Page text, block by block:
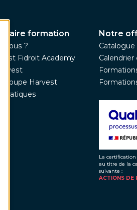
formation
nous ?
Fidroit Academy
groupe Harvest
pratiques
Notre
Catalogue
La
au titre de la
suivante :
ACTIONS DE